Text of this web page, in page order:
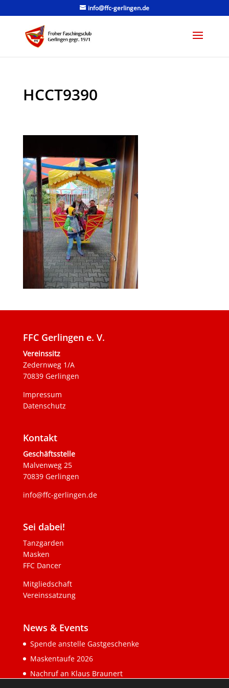
info@ffc-gerlingen.de
HCCT9390
FFC Gerlingen e. V.
Vereinssitz
Zedernweg 1/A
70839 Gerlingen
Impressum
Datenschutz
Kontakt
Geschäftsstelle
Malvenweg 25
70839 Gerlingen
info@ffc-gerlingen.de
Sei dabei!
Tanzgarden
Masken
FFC Dancer
Mitgliedschaft
Vereinssatzung
News & Events
Spende anstelle Gastgeschenke
Maskentaufe 2026
Nachruf an Klaus Braunert